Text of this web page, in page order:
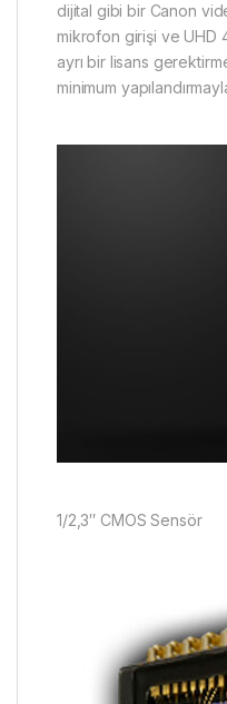
dijital gibi bir Canon
mikrofon girişi ve UHD
ayrı bir lisans
minimum
1/2,3″ CMOS Sensör